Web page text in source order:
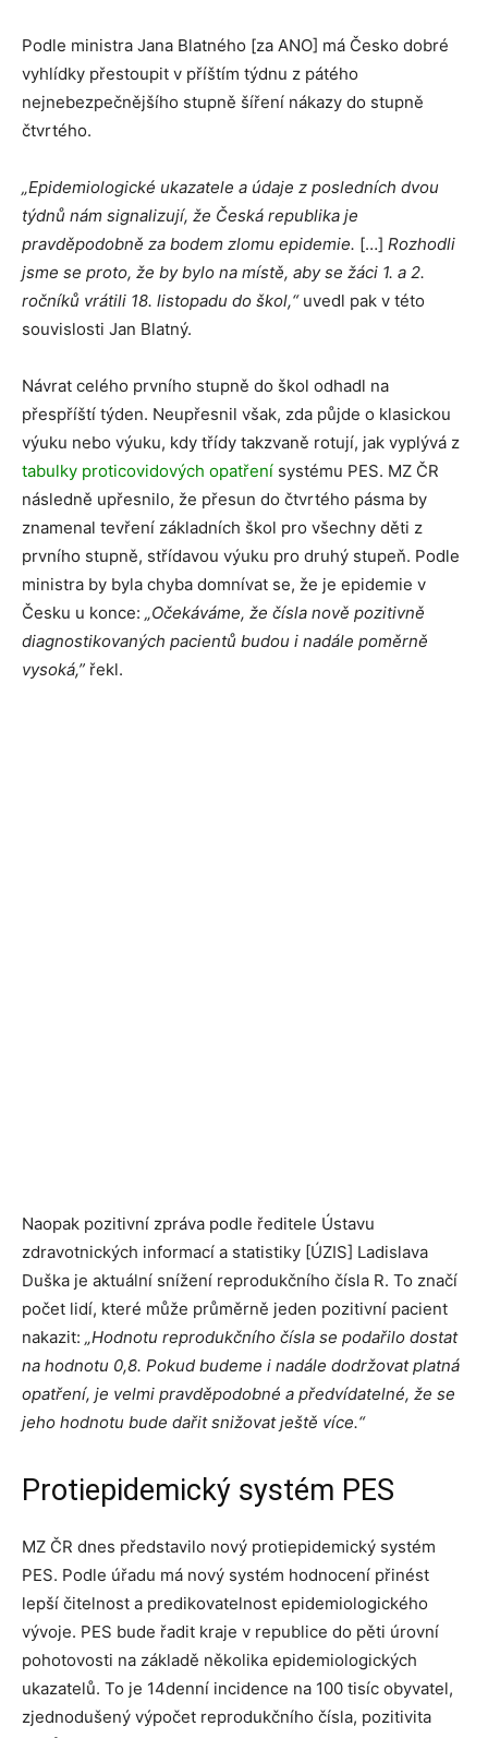
Podle ministra Jana Blatného [za ANO] má Česko dobré
vyhlídky přestoupit v příštím týdnu z pátého
nejnebezpečnějšího stupně šíření nákazy do stupně
čtvrtého.
„Epidemiologické ukazatele a údaje z posledních dvou
týdnů nám signalizují, že Česká republika je
pravděpodobně za bodem zlomu epidemie. […] Rozhodli
jsme se proto, že by bylo na místě, aby se žáci 1. a 2.
ročníků vrátili 18. listopadu do škol,“ uvedl pak v této
souvislosti Jan Blatný.
Návrat celého prvního stupně do škol odhadl na
přespříští týden. Neupřesnil však, zda půjde o klasickou
výuku nebo výuku, kdy třídy takzvaně rotují, jak vyplývá z
tabulky proticovidových opatření systému PES. MZ ČR
následně upřesnilo, že přesun do čtvrtého pásma by
znamenal tevření základních škol pro všechny děti z
prvního stupně, střídavou výuku pro druhý stupeň. Podle
ministra by byla chyba domnívat se, že je epidemie v
Česku u konce: „Očekáváme, že čísla nově pozitivně
diagnostikovaných pacientů budou i nadále poměrně
vysoká,” řekl.
Naopak pozitivní zpráva podle ředitele Ústavu
zdravotnických informací a statistiky [ÚZIS] Ladislava
Duška je aktuální snížení reprodukčního čísla R. To značí
počet lidí, které může průměrně jeden pozitivní pacient
nakazit: „Hodnotu reprodukčního čísla se podařilo dostat
na hodnotu 0,8. Pokud budeme i nadále dodržovat platná
opatření, je velmi pravděpodobné a předvídatelné, že se
jeho hodnotu bude dařit snižovat ještě více.“
Protiepidemický systém PES
MZ ČR dnes představilo nový protiepidemický systém
PES. Podle úřadu má nový systém hodnocení přinést
lepší čitelnost a predikovatelnost epidemiologického
vývoje. PES bude řadit kraje v republice do pěti úrovní
pohotovosti na základě několika epidemiologických
ukazatelů. To je 14denní incidence na 100 tisíc obyvatel,
zjednodušený výpočet reprodukčního čísla, pozitivita